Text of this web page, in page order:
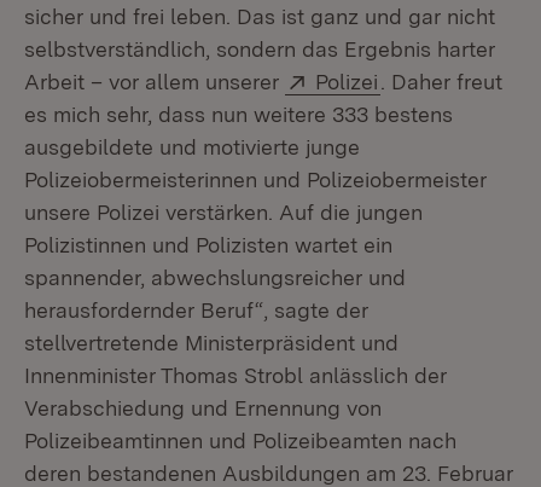
sicher und frei leben. Das ist ganz und gar nicht
selbstverständlich, sondern das Ergebnis harter
Arbeit – vor allem unserer
Extern:
Polizei (Öffnet in
. Daher freut
es mich sehr, dass nun weitere 333 bestens
ausgebildete und motivierte junge
Polizeiobermeisterinnen und Polizeiobermeister
unsere Polizei verstärken. Auf die jungen
Polizistinnen und Polizisten wartet ein
spannender, abwechslungsreicher und
herausfordernder Beruf“, sagte der
stellvertretende Ministerpräsident und
Innenminister Thomas Strobl anlässlich der
Verabschiedung und Ernennung von
Polizeibeamtinnen und Polizeibeamten nach
deren bestandenen Ausbildungen am 23. Februar